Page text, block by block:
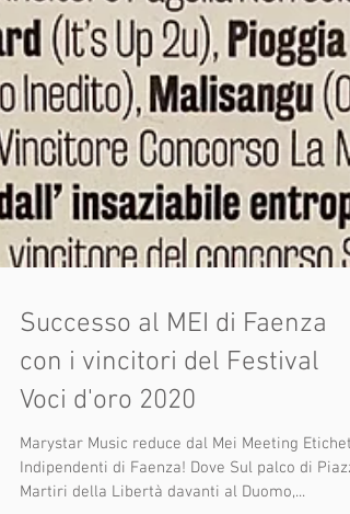
Successo al MEI di Faenza
Voci d'oro 2020
Marystar Music reduce dal Mei Meeting